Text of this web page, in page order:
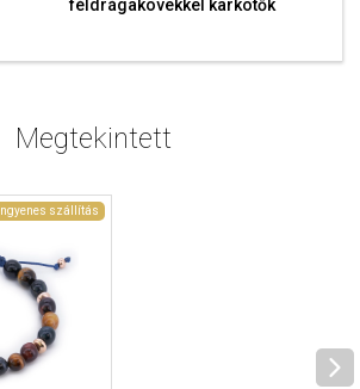
féldrágakövekkel karkötők
Megtekintett
Ingyenes szállítás